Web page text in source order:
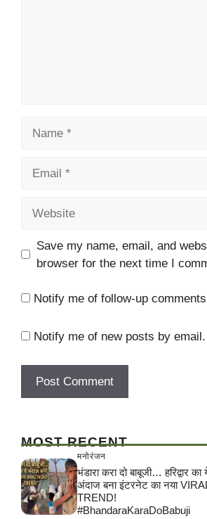
Save my name, email, and
browser for the next time I
Notify me of follow-up
Notify me of new posts by email.
MOST RECENT
मनोरंजन
भंडारा करा दो बाबूजी… हरिद्वार का
अंदाज बना इंटरनेट का नया
TREND!
#BhandaraKaraDoBabuji